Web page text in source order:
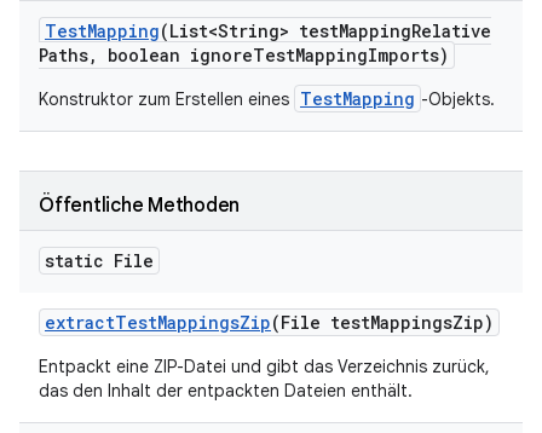
TestMapping(List<String> testMappingRelative
Paths, boolean ignoreTestMappingImports)
Konstruktor zum Erstellen eines TestMapping -Objekts.
Öffentliche Methoden
static File
extractTestMappingsZip(File testMappingsZip)
Entpackt eine ZIP-Datei und gibt das Verzeichnis zurück,
das den Inhalt der entpackten Dateien enthält.